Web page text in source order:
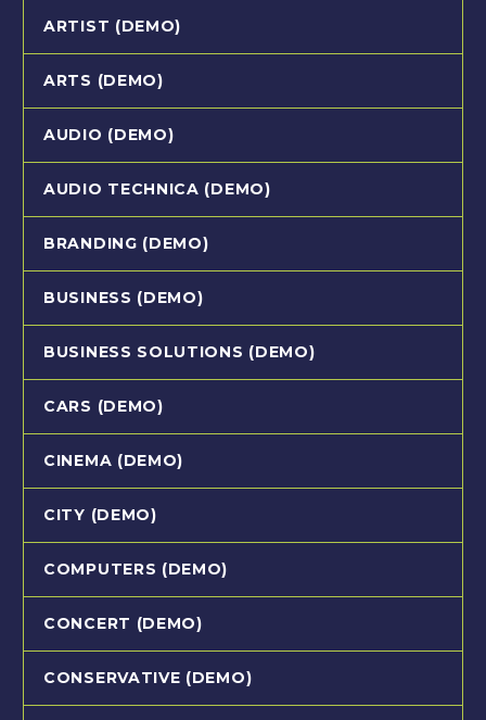
ARTIST (DEMO)
ARTS (DEMO)
AUDIO (DEMO)
AUDIO TECHNICA (DEMO)
BRANDING (DEMO)
BUSINESS (DEMO)
BUSINESS SOLUTIONS (DEMO)
CARS (DEMO)
CINEMA (DEMO)
CITY (DEMO)
COMPUTERS (DEMO)
CONCERT (DEMO)
CONSERVATIVE (DEMO)